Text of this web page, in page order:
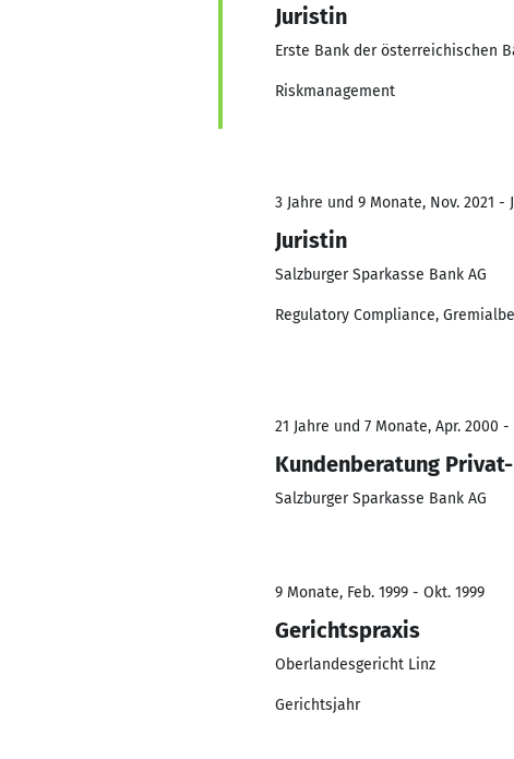
Juristin
Erste Bank der österreichischen
Riskmanagement
3 Jahre und 9 Monate, Nov. 2021 -
Juristin
Salzburger Sparkasse Bank AG
Regulatory Compliance,
21 Jahre und 7 Monate, Apr. 2000 -
Kundenberatung
Salzburger Sparkasse Bank AG
9 Monate, Feb. 1999 - Okt. 1999
Gerichtspraxis
Oberlandesgericht Linz
Gerichtsjahr